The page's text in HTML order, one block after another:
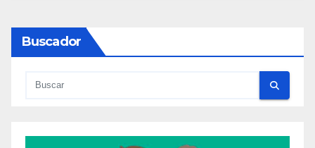
Buscador